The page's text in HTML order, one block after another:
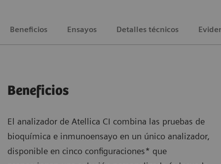
Beneficios Ensayos Detalles técnicos
Beneficios
El analizador de Atellica CI combina las pruebas de
bioquímica e inmunoensayo en un único analizador,
disponible en cinco configuraciones* que